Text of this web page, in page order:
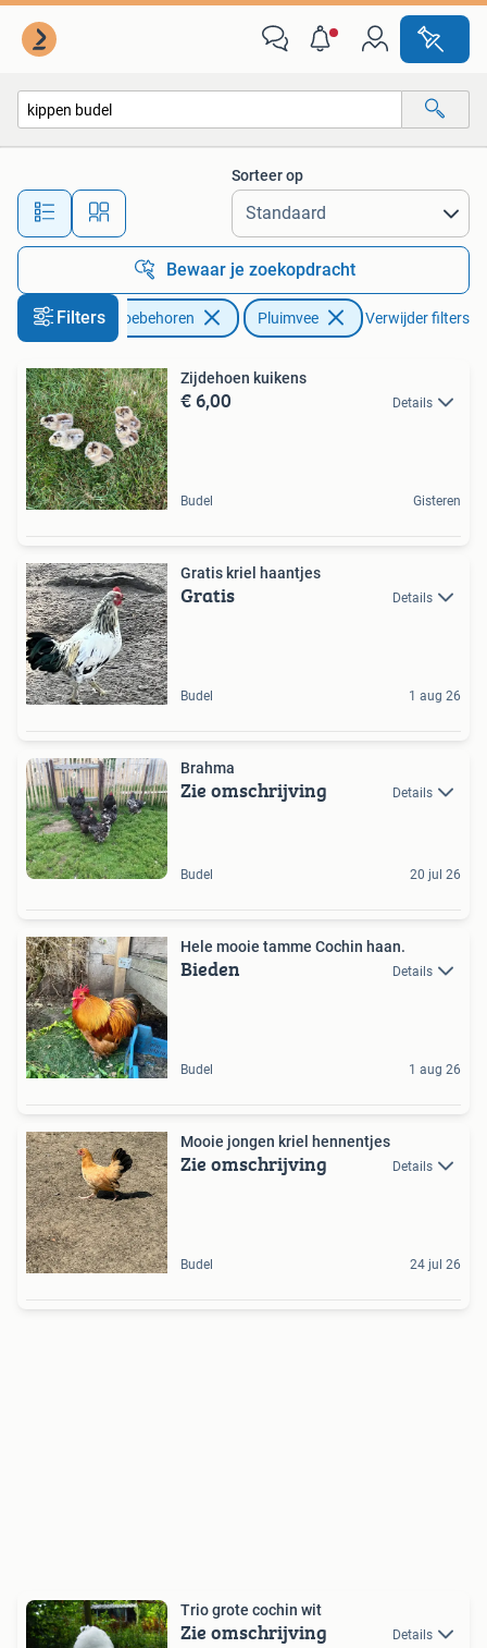
Alle afstanden…
Sorteer op
Bewaar je zoekopdracht
Filters
Dieren en Toebehoren Pluimvee Verwijder filters
Zijdehoen kuikens
€ 6,00 Details
Budel Gisteren
Gratis kriel haantjes
Gratis Details
Budel 1 aug 26
Brahma
Zie omschrijving Details
Budel 20 jul 26
Hele mooie tamme Cochin haan.
Bieden Details
Budel 1 aug 26
Mooie jongen kriel hennentjes
Zie omschrijving Details
Budel 24 jul 26
Trio grote cochin wit
Zie omschrijving Details